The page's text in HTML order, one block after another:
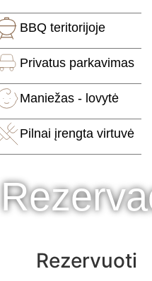
BBQ teritorijoje
Privatus parkavimas
Maniežas - lovytė
Pilnai įrengta virtuvė
Rezervuoti